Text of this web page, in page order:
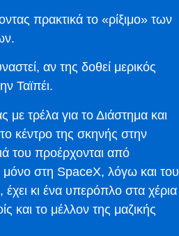
πρακτικά το «ρίξιμο» των
αν της δοθεί μερικός
Ταϊπέι.
τρέλα για το Διάστημα και
κέντρο της σκηνής στην
του προέρχονται από
μόνο στη SpaceX, λόγω και του
κι ένα υπερόπλο στα χέρια
και το μέλλον της μαζικής